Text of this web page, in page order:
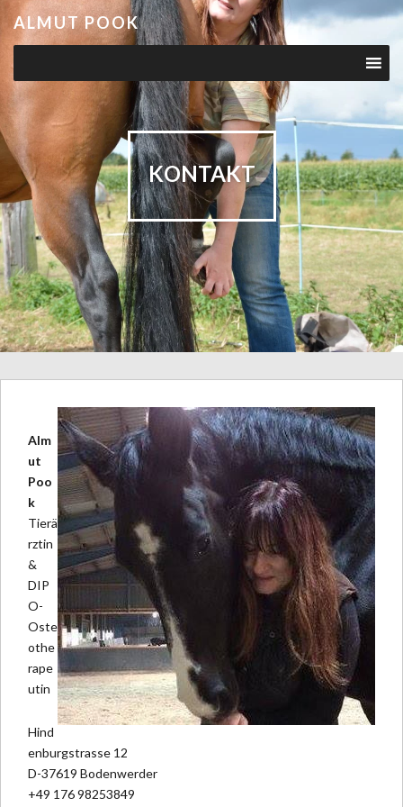
ALMUT POOK
KONTAKT
Alm
ut
Poo
k
Tierä
rztin
&
DIP
O-
Oste
othe
rape
utin
Hind
enburgstrasse 12
D-37619 Bodenwerder
+49 176 98253849